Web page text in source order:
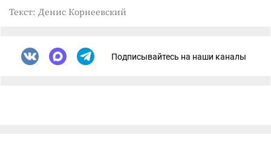
Текст: Денис Корнеевский
Подписывайтесь на наши каналы